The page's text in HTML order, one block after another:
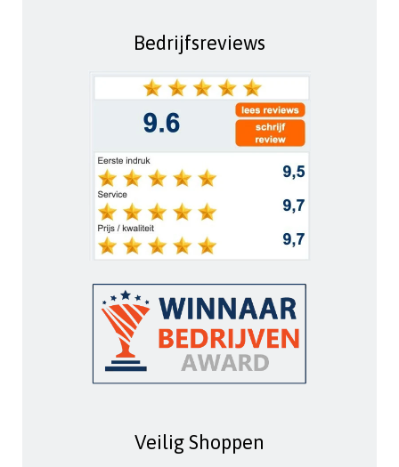
Bedrijfsreviews
Veilig Shoppen